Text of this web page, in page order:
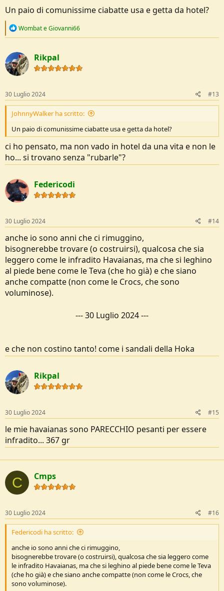
Un paio di comunissime ciabatte usa e getta da hotel?
R
c
t
i
o
s
:
WombateGiovanni66
Rikpal
30 Luglio 2024 #13
JohnnyWalker ha scritto:
Un paio di comunissime ciabatte usa e getta da hotel?
ci ho pensato, ma non vado in hotel da una vita e non le
ho... si trovano senza "rubarle"?
Federicodi
30 Luglio 2024 #14
anche io sono anni che ci rimuggino,
bisognerebbe trovare (o costruirsi), qualcosa che sia
leggero come le infradito Havaianas, ma che si leghino
al piede bene come le Teva (che ho già) e che siano
anche compatte (non come le Crocs, che sono
voluminose).
---30 Luglio 2024---
e che non costino tanto! come i sandali della Hoka
Rikpal
30 Luglio 2024 #15
le mie havaianas sono PARECCHIO pesanti per essere
infradito... 367 gr
C Cmps
30 Luglio 2024 #16
Federicodi ha scritto:
anche io sono anni che ci rimuggino,
bisognerebbe trovare (o costruirsi), qualcosa che sia leggero come
le infradito Havaianas, ma che si leghino al piede bene come le Teva
(che ho già) e che siano anche compatte (non come le Crocs, che
sono voluminose).